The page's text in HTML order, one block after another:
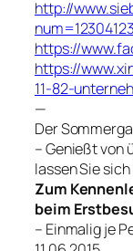
http://
https://
https://
11-82-
—
Der
– Genießt von
lassen Sie
Zum
beim
– Einmalig je